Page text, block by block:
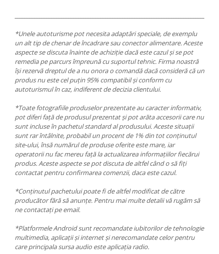
*Unele autoturisme pot necesita adaptări speciale, de exemplu
un alt tip de chenar de încadrare sau conector alimentare. Aceste
aspecte se discuta înainte de achiziție dacă este cazul și se pot
remedia pe parcurs împreună cu suportul tehnic. Firma noastră
își rezervă dreptul de a nu onora o comandă dacă consideră că un
produs nu este cel puțin 95% compatibil și conform cu
autoturismul în caz, indiferent de decizia clientului.
*Toate fotografiile produselor prezentate au caracter informativ,
pot diferi față de produsul prezentat și pot arăta accesorii care nu
sunt incluse în pachetul standard al produsului. Aceste situații
sunt rar întâlnite, probabil un procent de 1% din tot conținutul
site-ului, însă numărul de produse oferite este mare, iar
operatorii nu fac mereu față la actualizarea informațiilor fiecărui
produs. Aceste aspecte se pot discuta de altfel când o să fiți
contactat pentru confirmarea comenzii, daca este cazul.
*Conținutul pachetului poate fi de altfel modificat de către
producător fără să anunțe. Pentru mai multe detalii vă rugăm să
ne contactați pe email.
*Platformele Android sunt recomandate iubitorilor de tehnologie
multimedia, aplicații și internet și nerecomandate celor pentru
care principala sursa audio este aplicația radio.